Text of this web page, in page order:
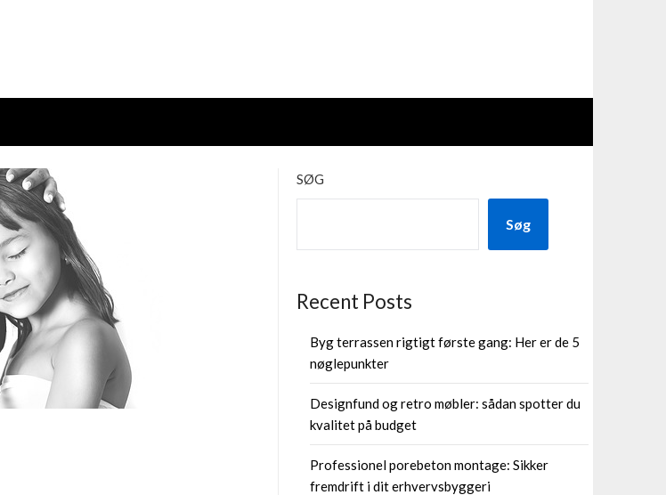
SØG
Søg
Recent Posts
Byg terrassen rigtigt første gang: Her er de 5
nøglepunkter
Designfund og retro møbler: sådan spotter du
kvalitet på budget
Professionel porebeton montage: Sikker
fremdrift i dit erhvervsbyggeri